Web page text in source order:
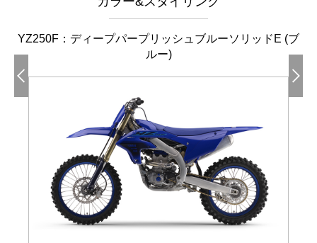
YZ250F：ディープパープリッシュブルーソリッドE (ブ
ルー)